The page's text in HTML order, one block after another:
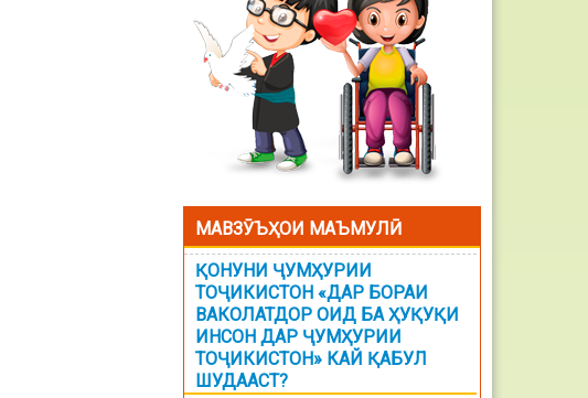
МАВЗӮЪҲОИ МАЪМУЛӢ
ҚОНУНИ ҶУМҲУРИИ
ТОҶИКИСТОН «ДАР БОРАИ
ВАКОЛАТДОР ОИД БА ҲУҚУҚИ
ИНСОН ДАР ҶУМҲУРИИ
ТОҶИКИСТОН» КАЙ ҚАБУЛ
ШУДААСТ?